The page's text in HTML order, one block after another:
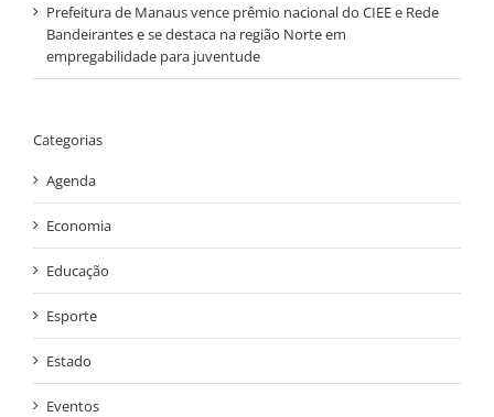
Prefeitura de Manaus vence prêmio nacional do CIEE e Rede
Bandeirantes e se destaca na região Norte em
empregabilidade para juventude
Categorias
Agenda
Economia
Educação
Esporte
Estado
Eventos